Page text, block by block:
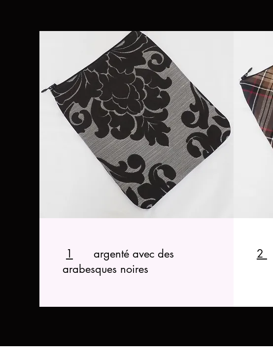
1
argenté avec des
arabesques noires
2